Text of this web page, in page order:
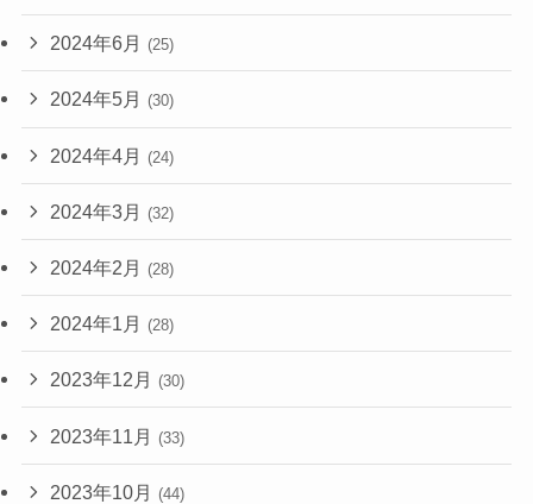
2024年6月 (25)
2024年5月 (30)
2024年4月 (24)
2024年3月 (32)
2024年2月 (28)
2024年1月 (28)
2023年12月 (30)
2023年11月 (33)
2023年10月 (44)